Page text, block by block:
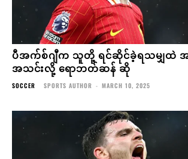
ပီအက်စ်ဂျီက သူတို့ ရင်ဆိုင်ခဲ့ရသမျှထဲ အ
အသင်းလို့ ရောဘတ်ဆန် ဆို
SOCCER SPORTS AUTHOR - MARCH 10, 2025